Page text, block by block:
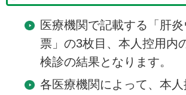
医療機関で記載する「肝
票」の3枚目、本人控用内
検診の結果となります。
各医療機関によって、本